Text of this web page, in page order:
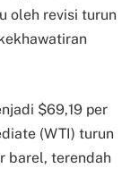
oleh revisi turun
$69,19 per
(WTI) turun
barel, terendah